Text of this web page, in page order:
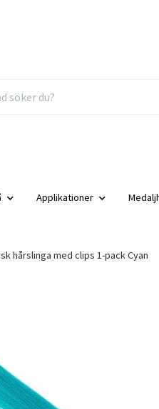
Applikationer
hårslinga med clips 1-pack Cyan